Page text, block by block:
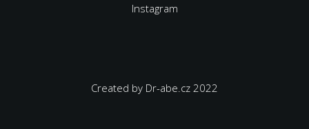
Instagram
Created by Dr-abe.cz 2022